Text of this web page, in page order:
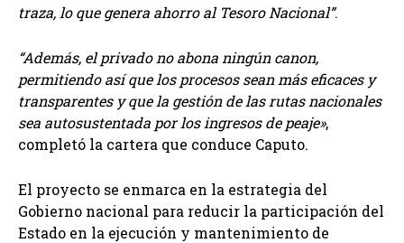
traza, lo que genera ahorro al Tesoro Nacional”.
“Además, el privado no abona ningún canon,
permitiendo así que los procesos sean más eficaces y
transparentes y que la gestión de las rutas nacionales
sea autosustentada por los ingresos de peaje»,
completó la cartera que conduce Caputo.
El proyecto se enmarca en la estrategia del
Gobierno nacional para reducir la participación del
Estado en la ejecución y mantenimiento de